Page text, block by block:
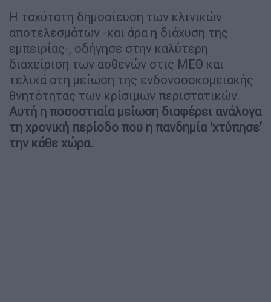
H ταχύτατη δημοσίευση των κλινικών
αποτελεσμάτων -και άρα η διάχυση της
εμπειρίας-, οδήγησε στην καλύτερη
διαχείριση των ασθενών στις ΜΕΘ και
τελικά στη μείωση της ενδονοσοκομειακής
θνητότητας των κρίσιμων περιστατικών.
Αυτή η ποσοστιαία μείωση διαφέρει ανάλογα
τη χρονική περίοδο που η πανδημία ‘χτύπησε’
την κάθε χώρα.